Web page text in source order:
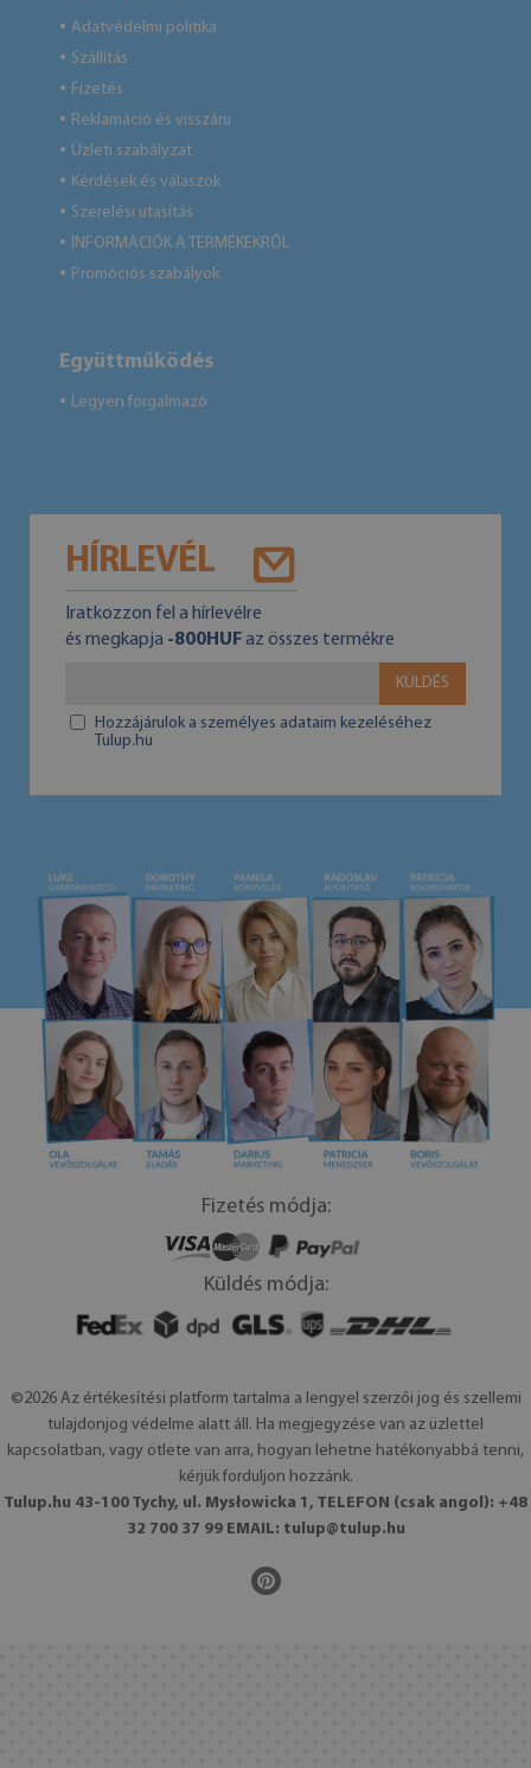
● Adatvédelmi politika
● Szállítás
● Fizetés
● Reklamáció és visszáru
● Üzleti szabályzat
● Kérdések és válaszok
● Szerelési utasítás
● INFORMÁCIÓK A TERMÉKEKRŐL
● Promóciós szabályok
Együttműködés
● Legyen forgalmazó
HÍRLEVÉL
Iratkozzon fel a hírlevélre
és megkapja -800HUFaz összes termékre
KÜLDÉS
Hozzájárulok a személyes adataim kezeléséhez
Tulup.hu
Fizetés módja:
Küldés módja:
©2026 Az értékesítési platform tartalma a lengyel szerzői jog és szellemi
tulajdonjog védelme alatt áll. Ha megjegyzése van az üzlettel
kapcsolatban, vagy ötlete van arra, hogyan lehetne hatékonyabbá tenni,
kérjük forduljon hozzánk.
Tulup.hu 43-100 Tychy, ul. Mysłowicka 1, TELEFON (csak angol): +48
32 700 37 99 EMAIL: tulup@tulup.hu